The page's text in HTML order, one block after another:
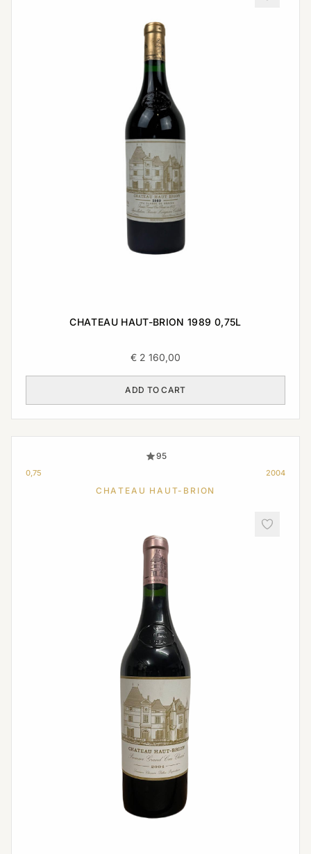
CHATEAU HAUT-BRION 1989 0,75L
€ 2 160,00
ADD TO CART
95
0,75 2004
CHATEAU HAUT-BRION